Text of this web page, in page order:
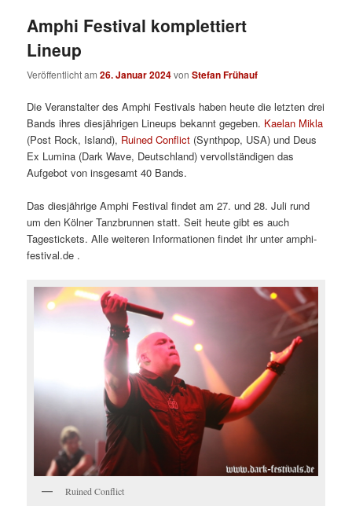
Amphi Festival komplettiert
Lineup
Veröffentlicht am26. Januar 2024vonStefan Frühauf
Die Veranstalter des Amphi Festivals haben heute die letzten drei
Bands ihres diesjährigen Lineups bekannt gegeben. Kaelan Mikla
(Post Rock, Island), Ruined Conflict (Synthpop, USA) und Deus
Ex Lumina (Dark Wave, Deutschland) vervollständigen das
Aufgebot von insgesamt 40 Bands.
Das diesjährige Amphi Festival findet am 27. und 28. Juli rund
um den Kölner Tanzbrunnen statt. Seit heute gibt es auch
Tagestickets. Alle weiteren Informationen findet ihr unter amphi-
festival.de .
Ruined Conflict